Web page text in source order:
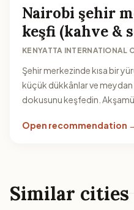
Nairobi şehir
keşfi (kahve &
KENYATTA INTERNATIONAL
Şehir merkezinde kısa bir
küçük dükkânlar ve
dokusunu keşfedin.
Open recommendation
Similar cities